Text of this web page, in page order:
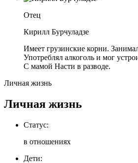
Отец
Кирилл Бурчуладзе
Имеет грузинские корни.
Употреблял алкоголь и мог
С мамой Насти в разводе.
Личная жизнь
Личная жизнь
Статус:
в отношениях
Дети: